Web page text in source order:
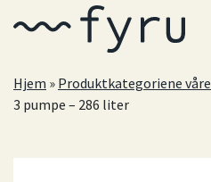
Hjem » Produktkategoriene våre
3 pumpe – 286 liter